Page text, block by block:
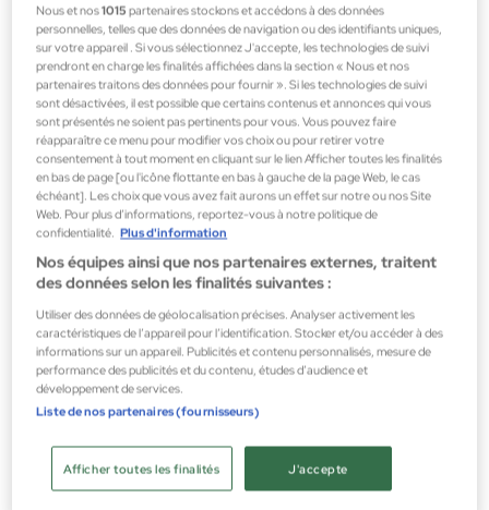
NEOSTRATA CITRIATE HOME PEELING SYSTEM
Cosmétique faciale Parapharmacie
35,21 €
Nous et nos1015 partenaires stockons et accédons à des données
personnelles, telles que des données de navigation ou des identifiants uniques,
sur votre appareil . Si vous sélectionnez J'accepte, les technologies de suivi
prendront en charge les finalités affichées dans la section « Nous et nos
partenaires traitons des données pour fournir ». Si les technologies de suivi
sont désactivées, il est possible que certains contenus et annonces qui vous
sont présentés ne soient pas pertinents pour vous. Vous pouvez faire
réapparaître ce menu pour modifier vos choix ou pour retirer votre
consentement à tout moment en cliquant sur le lien Afficher toutes les finalités
en bas de page [ou l'icône flottante en bas à gauche de la page Web, le cas
échéant]. Les choix que vous avez fait aurons un effet sur notre ou nos Site
Web. Pour plus d’informations, reportez-vous à notre politique de
confidentialité. Plus d'information
Nos équipes ainsi que nos partenaires externes, traitent
des données selon les finalités suivantes :
Utiliser des données de géolocalisation précises. Analyser activement les
caractéristiques de l’appareil pour l’identification. Stocker et/ou accéder à des
informations sur un appareil. Publicités et contenu personnalisés, mesure de
performance des publicités et du contenu, études d’audience et
développement de services.
Liste de nos partenaires (fournisseurs)
J'accepte
Afficher toutes les finalités